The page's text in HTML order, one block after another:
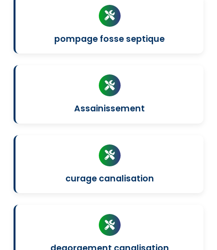
pompage fosse septique
Assainissement
curage canalisation